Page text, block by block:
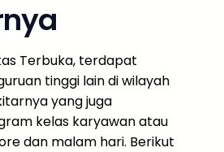
Terbuka, terdapat
tinggi lain di wilayah
yang juga
kelas karyawan atau
dan malam hari. Berikut